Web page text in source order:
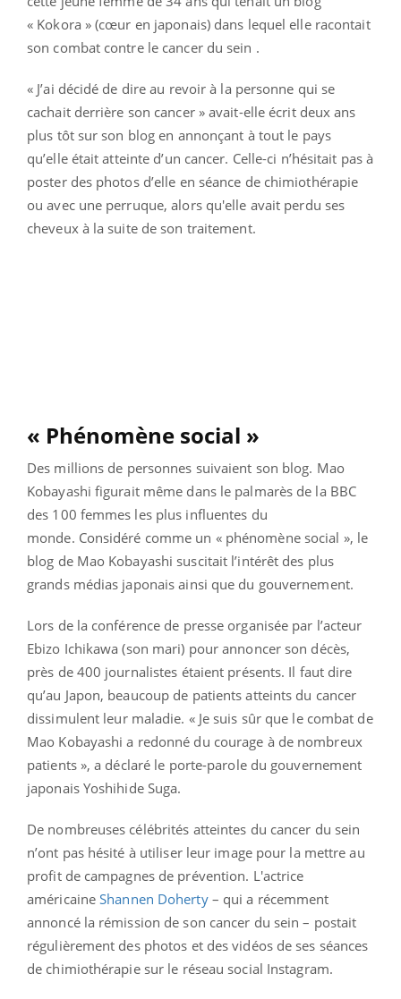
« Kokora » (cœur en japonais) dans lequel elle racontait
son combat contre le cancer du sein .
« J’ai décidé de dire au revoir à la personne qui se
cachait derrière son cancer » avait-elle écrit deux ans
plus tôt sur son blog en annonçant à tout le pays
qu’elle était atteinte d’un cancer. Celle-ci n’hésitait pas à
poster des photos d’elle en séance de chimiothérapie
ou avec une perruque, alors qu'elle avait perdu ses
cheveux à la suite de son traitement.
« Phénomène social »
Des millions de personnes suivaient son blog. Mao
Kobayashi figurait même dans le palmarès de la BBC
des 100 femmes les plus influentes du
monde. Considéré comme un « phénomène social », le
blog de Mao Kobayashi suscitait l’intérêt des plus
grands médias japonais ainsi que du gouvernement.
Lors de la conférence de presse organisée par l’acteur
Ebizo Ichikawa (son mari) pour annoncer son décès,
près de 400 journalistes étaient présents. Il faut dire
qu’au Japon, beaucoup de patients atteints du cancer
dissimulent leur maladie. « Je suis sûr que le combat de
Mao Kobayashi a redonné du courage à de nombreux
patients », a déclaré le porte-parole du gouvernement
japonais Yoshihide Suga.
De nombreuses célébrités atteintes du cancer du sein
n’ont pas hésité à utiliser leur image pour la mettre au
profit de campagnes de prévention. L'actrice
américaineShannen Doherty– qui a récemment
annoncé la rémission de son cancer du sein – postait
régulièrement des photos et des vidéos de ses séances
de chimiothérapie sur le réseau social Instagram.